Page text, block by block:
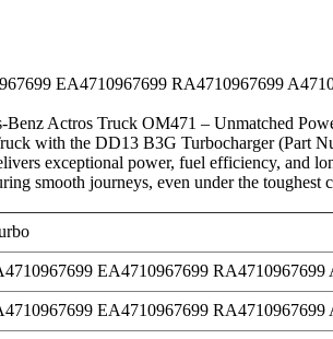
EA4710967699 RA4710967699
Actros Truck OM471 – Unmatched
with the DD13 B3G Turbocharger (Part
exceptional power, fuel efficiency, and
smooth journeys, even under the toughest
EA4710967699 RA4710967699
EA4710967699 RA4710967699